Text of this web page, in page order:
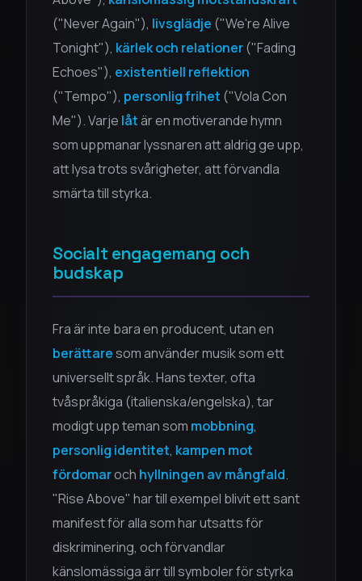
("Never Again"), livsglädje ("We're Alive
Tonight"), kärlek och relationer("Fading
Echoes"), existentiell reflektion
("Tempo"), personlig frihet ("Vola Con
Me"). Varje låtär en motiverande hymn
som uppmanar lyssnaren att aldrig ge upp,
att lysa trots svårigheter, att förvandla
smärta till styrka.
Socialt engagemang och
budskap
Fra är inte bara en producent, utan en
berättaresom använder musik som ett
universellt språk. Hans texter, ofta
tvåspråkiga (italienska/engelska), tar
modigt upp teman som mobbning,
personlig identitet, kampen mot
fördomaroch hyllningen av mångfald.
"Rise Above" har till exempel blivit ett sant
manifest för alla som har utsatts för
diskriminering, och förvandlar
känslomässiga ärr till symboler för styrka